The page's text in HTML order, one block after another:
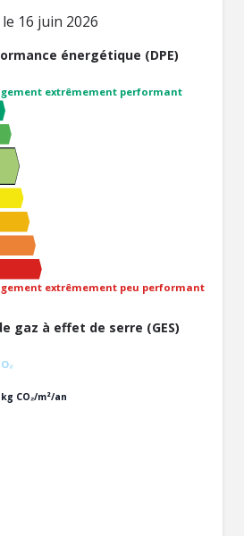
16 juin 2026
énergétique (DPE)
extrêmement performant
extrêmement peu performant
gaz à effet de serre (GES)
kg CO₂/m²/an